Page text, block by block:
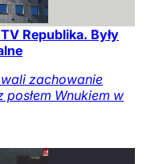
Republika. Były
zachowanie
posłem Wnukiem w